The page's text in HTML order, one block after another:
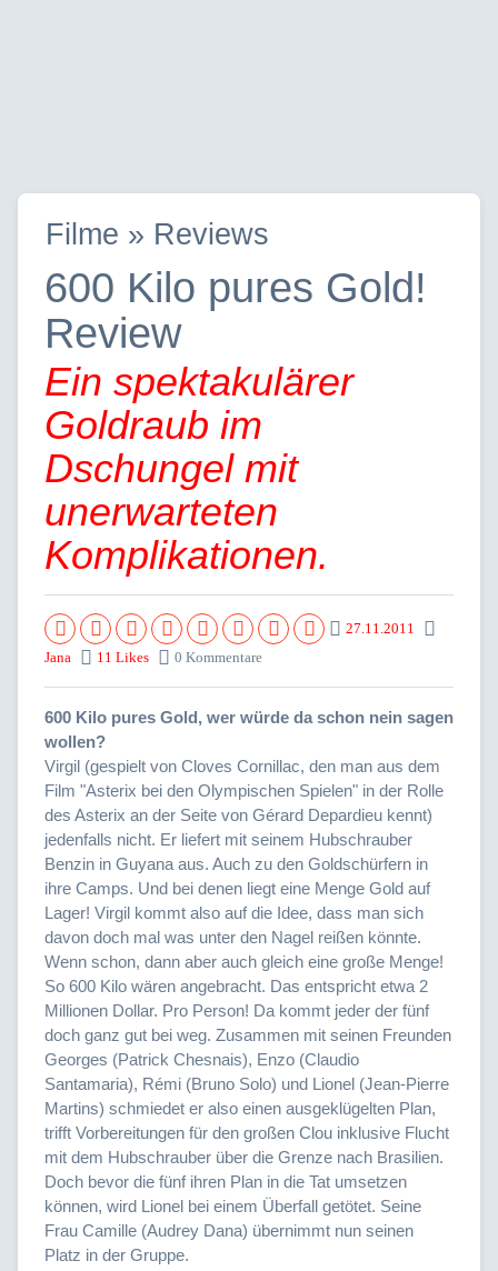
Filme » Reviews
600 Kilo pures Gold!
Review
Ein spektakulärer
Goldraub im
Dschungel mit
unerwarteten
Komplikationen.
27.11.2011
Jana
11 Likes 0 Kommentare
600 Kilo pures Gold, wer würde da schon nein sagen
wollen?
Virgil (gespielt von Cloves Cornillac, den man aus dem
Film "Asterix bei den Olympischen Spielen" in der Rolle
des Asterix an der Seite von Gérard Depardieu kennt)
jedenfalls nicht. Er liefert mit seinem Hubschrauber
Benzin in Guyana aus. Auch zu den Goldschürfern in
ihre Camps. Und bei denen liegt eine Menge Gold auf
Lager! Virgil kommt also auf die Idee, dass man sich
davon doch mal was unter den Nagel reißen könnte.
Wenn schon, dann aber auch gleich eine große Menge!
So 600 Kilo wären angebracht. Das entspricht etwa 2
Millionen Dollar. Pro Person! Da kommt jeder der fünf
doch ganz gut bei weg. Zusammen mit seinen Freunden
Georges (Patrick Chesnais), Enzo (Claudio
Santamaria), Rémi (Bruno Solo) und Lionel (Jean-Pierre
Martins) schmiedet er also einen ausgeklügelten Plan,
trifft Vorbereitungen für den großen Clou inklusive Flucht
mit dem Hubschrauber über die Grenze nach Brasilien.
Doch bevor die fünf ihren Plan in die Tat umsetzen
können, wird Lionel bei einem Überfall getötet. Seine
Frau Camille (Audrey Dana) übernimmt nun seinen
Platz in der Gruppe.